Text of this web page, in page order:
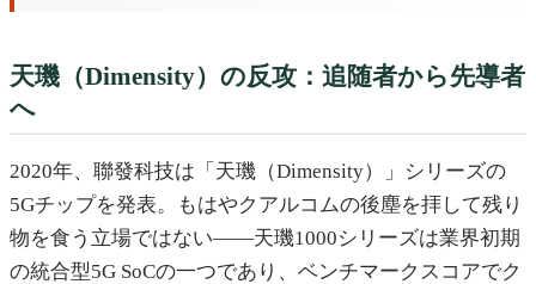
天璣（Dimensity）の反攻：追随者から先導者
へ
2020年、聯發科技は「天璣（Dimensity）」シリーズの
5Gチップを発表。もはやクアルコムの後塵を拝して残り
物を食う立場ではない——天璣1000シリーズは業界初期
の統合型5G SoCの一つであり、ベンチマークスコアでク